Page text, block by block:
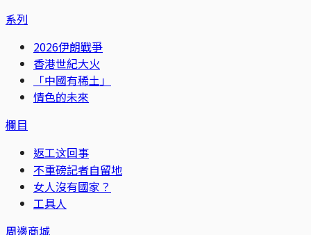
系列
2026伊朗戰爭
香港世紀大火
「中國有稀土」
情色的未來
欄目
返工这回事
不重磅記者自留地
女人沒有國家？
工具人
周邊商城